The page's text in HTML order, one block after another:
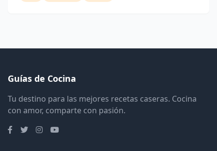
Guías de Cocina
Tu destino para las mejores recetas caseras. Cocina
con amor, comparte con pasión.